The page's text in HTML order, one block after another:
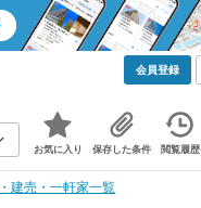
会員登録
お気に入り 保存した条件 閲覧履歴
建売・一軒家一覧